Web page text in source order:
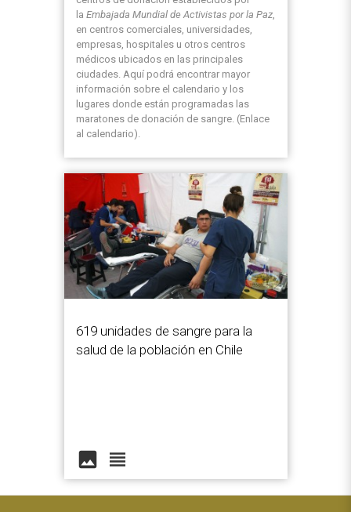
la Embajada Mundial de Activistas por la Paz,
en centros comerciales, universidades,
empresas, hospitales u otros centros
médicos ubicados en las principales
ciudades. Aquí podrá encontrar mayor
información sobre el calendario y los
lugares donde están programadas las
maratones de donación de sangre. (Enlace
al calendario).
619 unidades de sangre para la
salud de la población en Chile
image view_headline